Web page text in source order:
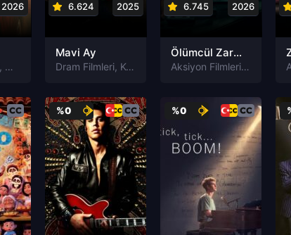
2026
, Musiqi Filmleri
6.624 2025
Mavi Ay
Dram Filmleri, Komediya Filmleri ,Musiqi Filmleri
6.745 2026
Ölümcül Zarafet
Aksiyon Filmleri
,Gərginlik
%0 %0